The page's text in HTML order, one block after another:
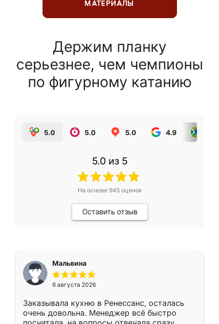
МАТЕРИАЛЫ
Держим планку
серьезнее, чем чемпионы
по фигурному катанию
5.0 5.0 5.0 4.9
5.0 из 5
На основе 945оценок
Оставить отзыв
Мальвина
6 августа 2026
Заказывала кухню в Ренессанс, осталась
очень довольна. Менеджер всё быстро